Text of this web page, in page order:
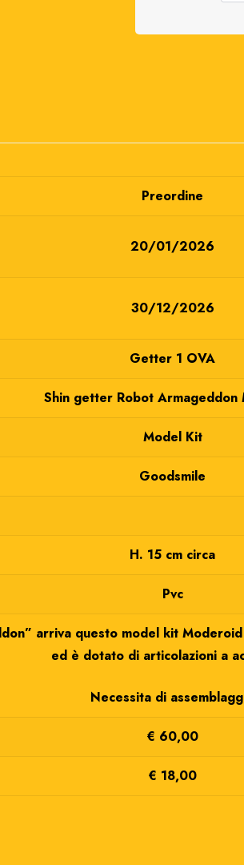
Preordine
20/01/2026
30/12/2026
Getter 1 OVA
Shin getter Robot Armageddon
Model Kit
Goodsmile
H. 15 cm circa
Pvc
arriva questo model kit
ed è dotato di articolazioni a
Necessita di
€ 60,00
€ 18,00